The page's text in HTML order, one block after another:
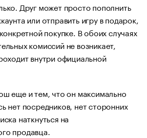
Друг может просто пополнить
или отправить игру в подарок,
покупке. В обоих случаях
комиссий не возникает,
внутри официальной
еще и тем, что он максимально
нет посредников, нет сторонних
наткнуться на
продавца.